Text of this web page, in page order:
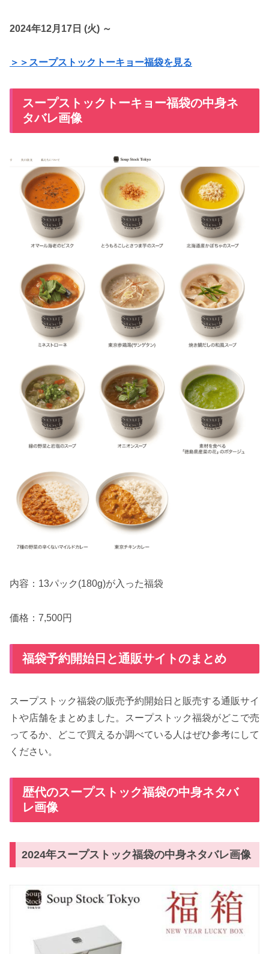
2024年12月17日 (火) ～
＞＞スープストックトーキョー福袋を見る
スープストックトーキョー福袋の中身ネ
タバレ画像
内容：13パック(180g)が入った福袋
価格：7,500円
福袋予約開始日と通販サイトのまとめ
スープストック福袋の販売予約開始日と販売する通販サイ
トや店舗をまとめました。スープストック福袋がどこで売
ってるか、どこで買えるか調べている人はぜひ参考にして
ください。
歴代のスープストック福袋の中身ネタバ
レ画像
2024年スープストック福袋の中身ネタバレ画像